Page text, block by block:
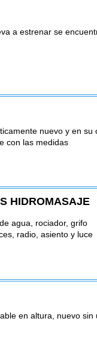
a estrenar se
nuevo y en su
con las medidas
HIDROMASAJE
agua, rociador, grifo
radio, asiento y luce
en altura, nuevo sin